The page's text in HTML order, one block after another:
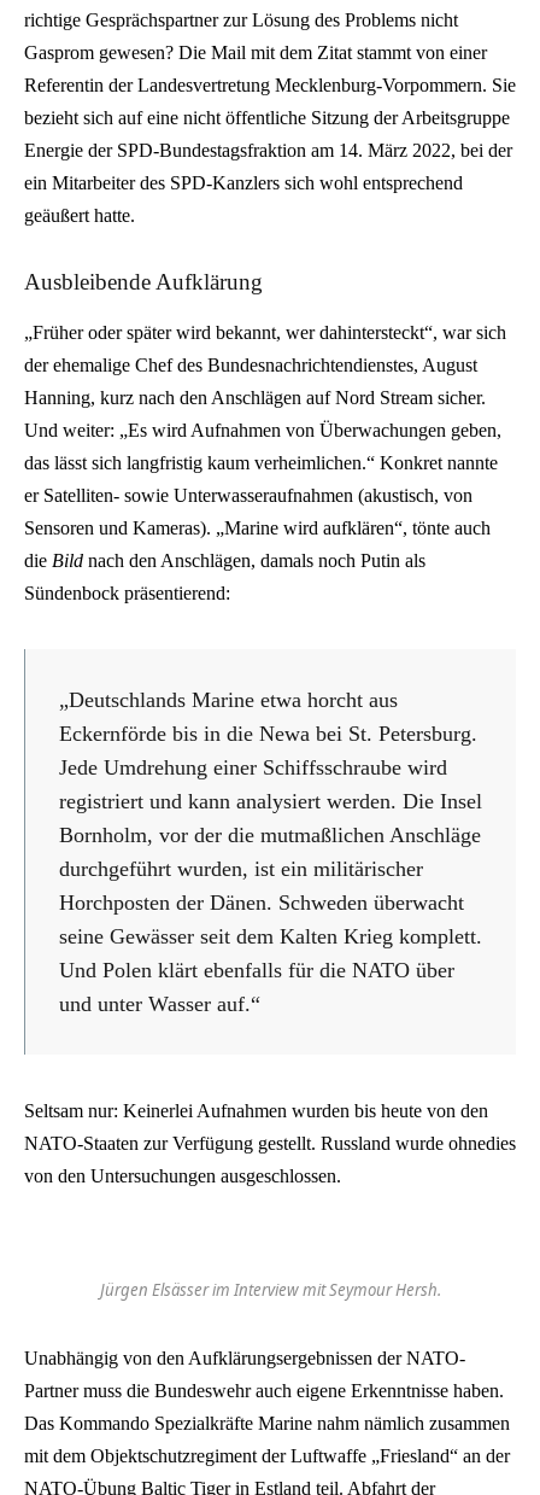
richtige Gesprächspartner zur Lösung des Problems nicht
Gasprom gewesen? Die Mail mit dem Zitat stammt von einer
Referentin der Landesvertretung Mecklenburg-Vorpommern. Sie
bezieht sich auf eine nicht öffentliche Sitzung der Arbeitsgruppe
Energie der SPD-Bundestagsfraktion am 14. März 2022, bei der
ein Mitarbeiter des SPD-Kanzlers sich wohl entsprechend
geäußert hatte.
Ausbleibende Aufklärung
„Früher oder später wird bekannt, wer dahintersteckt“, war sich
der ehemalige Chef des Bundesnachrichtendienstes, August
Hanning, kurz nach den Anschlägen auf Nord Stream sicher.
Und weiter: „Es wird Aufnahmen von Überwachungen geben,
das lässt sich langfristig kaum verheimlichen.“ Konkret nannte
er Satelliten- sowie Unterwasseraufnahmen (akustisch, von
Sensoren und Kameras). „Marine wird aufklären“, tönte auch
die Bild nach den Anschlägen, damals noch Putin als
Sündenbock präsentierend:
„Deutschlands Marine etwa horcht aus
Eckernförde bis in die Newa bei St. Petersburg.
Jede Umdrehung einer Schiffsschraube wird
registriert und kann analysiert werden. Die Insel
Bornholm, vor der die mutmaßlichen Anschläge
durchgeführt wurden, ist ein militärischer
Horchposten der Dänen. Schweden überwacht
seine Gewässer seit dem Kalten Krieg komplett.
Und Polen klärt ebenfalls für die NATO über
und unter Wasser auf.“
Seltsam nur: Keinerlei Aufnahmen wurden bis heute von den
NATO-Staaten zur Verfügung gestellt. Russland wurde ohnedies
von den Untersuchungen ausgeschlossen.
Jürgen Elsässer im Interview mit Seymour Hersh.
Unabhängig von den Aufklärungsergebnissen der NATO-
Partner muss die Bundeswehr auch eigene Erkenntnisse haben.
Das Kommando Spezialkräfte Marine nahm nämlich zusammen
mit dem Objektschutzregiment der Luftwaffe „Friesland“ an der
NATO-Übung Baltic Tiger in Estland teil. Abfahrt der